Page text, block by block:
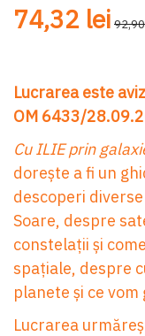
74,32 lei
Lucrarea este
OM 6433/
Cu ILIE prin
dorește a fi un
descoperi
Soare, despre
constelații și
spațiale, despre
planete și ce vom
Lucrarea